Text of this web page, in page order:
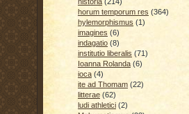
horum temporum res (364)
hylemorphismus (1)
imagines (6)
indagatio (8)
institutio liberalis (71)
Ioanna Rolanda (6)
ioca (4)
ite ad Thomam (22)
litterae (62)
ludi athletici (2)